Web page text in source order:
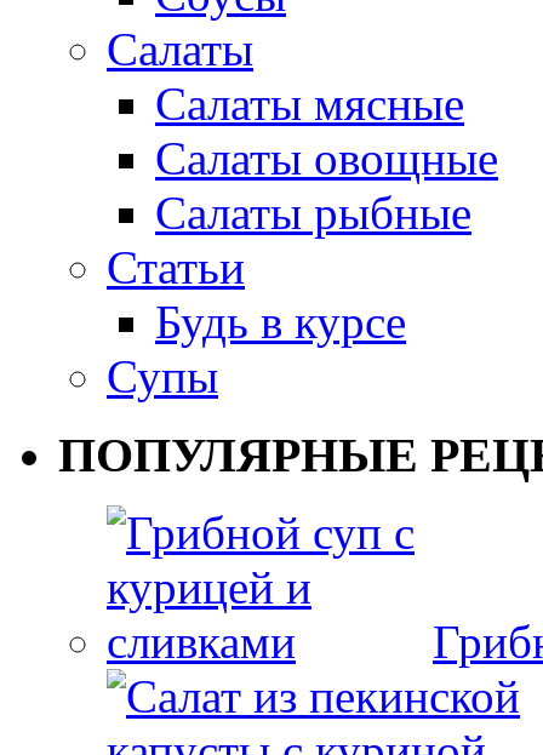
Салаты
Салаты мясные
Салаты овощные
Салаты рыбные
Статьи
Будь в курсе
Супы
ПОПУЛЯРНЫЕ